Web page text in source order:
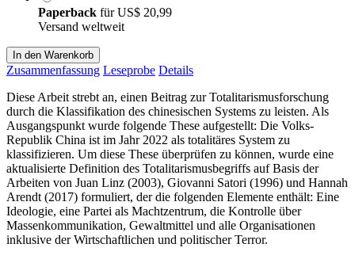
Paperback fürUS$ 20,99
Versand weltweit
In den Warenkorb
Zusammenfassung Leseprobe Details
Diese Arbeit strebt an, einen Beitrag zur Totalitarismusforschung
durch die Klassifikation des chinesischen Systems zu leisten. Als
Ausgangspunkt wurde folgende These aufgestellt: Die Volks-
Republik China ist im Jahr 2022 als totalitäres System zu
klassifizieren. Um diese These überprüfen zu können, wurde eine
aktualisierte Definition des Totalitarismusbegriffs auf Basis der
Arbeiten von Juan Linz (2003), Giovanni Satori (1996) und Hannah
Arendt (2017) formuliert, der die folgenden Elemente enthält: Eine
Ideologie, eine Partei als Machtzentrum, die Kontrolle über
Massenkommunikation, Gewaltmittel und alle Organisationen
inklusive der Wirtschaftlichen und politischer Terror.